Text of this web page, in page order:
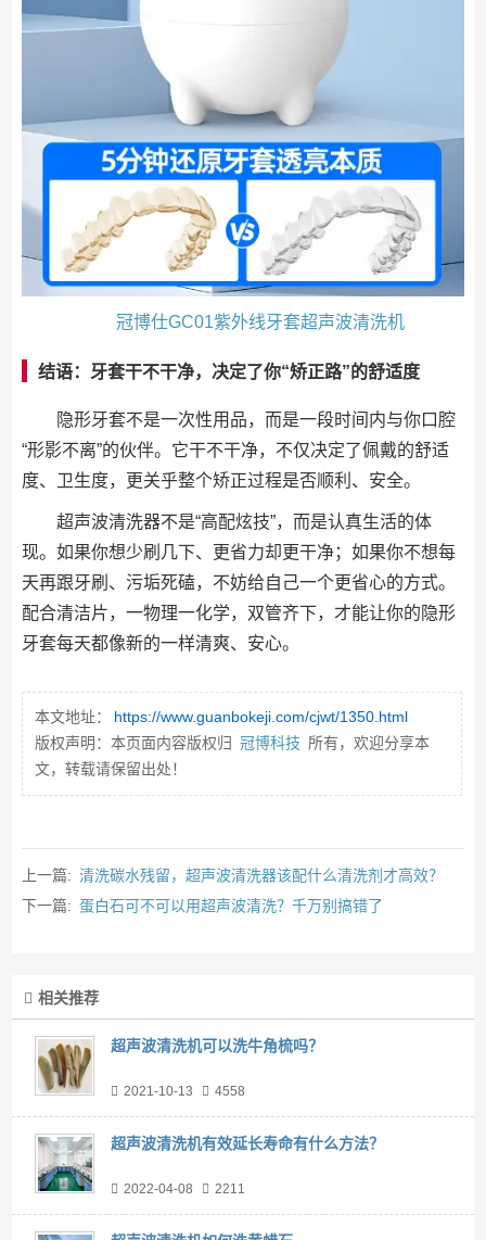
冠博仕GC01紫外线牙套超声波清洗机
结语：牙套干不干净，决定了你“矫正路”的舒适度
隐形牙套不是一次性用品，而是一段时间内与你口腔
“形影不离”的伙伴。它干不干净，不仅决定了佩戴的舒适
度、卫生度，更关乎整个矫正过程是否顺利、安全。
超声波清洗器不是“高配炫技”，而是认真生活的体
现。如果你想少刷几下、更省力却更干净；如果你不想每
天再跟牙刷、污垢死磕，不妨给自己一个更省心的方式。
配合清洁片，一物理一化学，双管齐下，才能让你的隐形
牙套每天都像新的一样清爽、安心。
本文地址：
https://www.guanbokeji.com/cjwt/1350.html
版权声明：本页面内容版权归 冠博科技 所有，欢迎分享本
文，转载请保留出处！
上一篇: 清洗碳水残留，超声波清洗器该配什么清洗剂才高效？
下一篇: 蛋白石可不可以用超声波清洗？千万别搞错了
相关推荐
超声波清洗机可以洗牛角梳吗？
2021-10-13 4558
超声波清洗机有效延长寿命有什么方法？
2022-04-08 2211